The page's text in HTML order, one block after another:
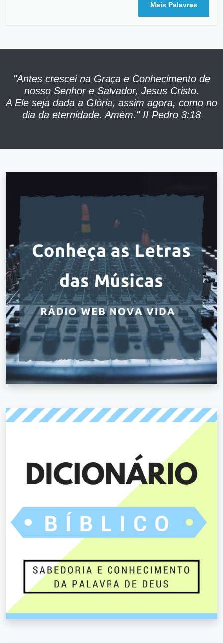
"Antes crescei na Graça e Conhecimento de
nosso Senhor e Salvador, Jesus Cristo.
A Ele seja dada a Glória, assim agora, como no